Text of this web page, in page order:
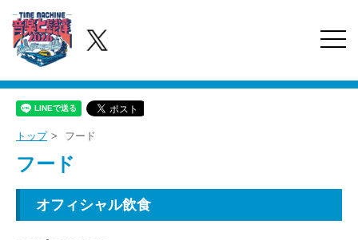
トップ フード
フード
オフィシャル飲⾷